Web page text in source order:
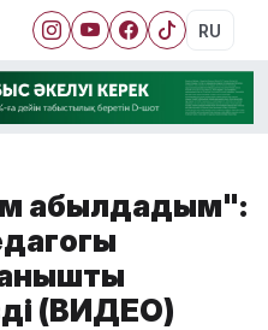
RU
қабылдадым":
(ВИДЕО)